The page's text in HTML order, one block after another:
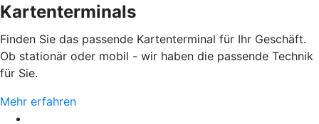
Kartenterminals
Finden Sie das passende Kartenterminal für Ihr Geschäft.
Ob stationär oder mobil - wir haben die passende Technik
für Sie.
Mehr erfahren